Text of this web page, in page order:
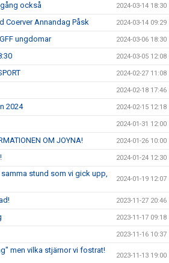
också 2024-03-14 18:30
Coerver Annandag Påsk 2024-03-14 09:29
ungdomar 2024-03-06 18:30
2024-03-05 12:08
2024-02-27 11:08
2024-02-18 17:46
2024 2024-02-15 12:18
2024-01-31 12:00
OM JOYNA! 2024-01-26 10:00
2024-01-24 12:30
stund som vi gick upp,
2024-01-19 12:07
2023-11-27 20:46
2023-11-17 09:18
2023-11-16 10:37
men vilka stjärnor vi fostrat!
2023-11-13 19:00